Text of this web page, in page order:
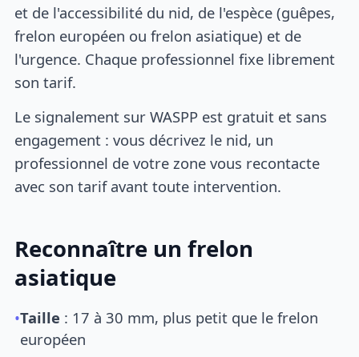
et de l'accessibilité du nid, de l'espèce (guêpes,
frelon européen ou frelon asiatique) et de
l'urgence. Chaque professionnel fixe librement
son tarif.
Le signalement sur WASPP est gratuit et sans
engagement : vous décrivez le nid, un
professionnel de votre zone vous recontacte
avec son tarif avant toute intervention.
Reconnaître un frelon
asiatique
•Taille : 17 à 30 mm, plus petit que le frelon
européen